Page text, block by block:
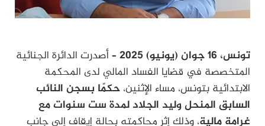
تونس، 16 جوان (يونيو) 2025 –
أصدرت الدائرة الجنائية
المتخصصة في قضايا الفساد المالي لدى المحكمة
الابتدائية بتونس، مساء الإثنين، حكمًا بسجن النائب
السابق المنحل وليد الجلاد لمدة ست سنوات مع
غرامة مالية، وذلك إثر محاكمته بحالة إيقاف إلى جانب